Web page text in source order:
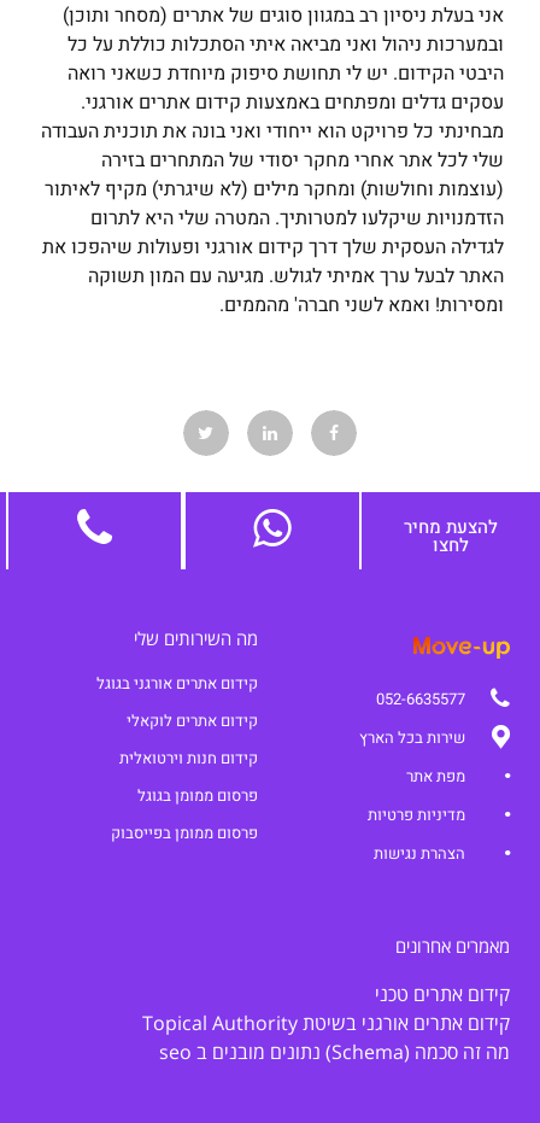
אני בעלת ניסיון רב במגוון סוגים של אתרים (מסחר ותוכן)
ובמערכות ניהול ואני מביאה איתי הסתכלות כוללת על כל
היבטי הקידום. יש לי תחושת סיפוק מיוחדת כשאני רואה
עסקים גדלים ומפתחים באמצעות קידום אתרים אורגני.
מבחינתי כל פרויקט הוא ייחודי ואני בונה את תוכנית העבודה
שלי לכל אתר אחרי מחקר יסודי של המתחרים בזירה
(עוצמות וחולשות) ומחקר מילים (לא שיגרתי) מקיף לאיתור
הזדמנויות שיקלעו למטרותיך. המטרה שלי היא לתרום
לגדילה העסקית שלך דרך קידום אורגני ופעולות שיהפכו את
האתר לבעל ערך אמיתי לגולש. מגיעה עם המון תשוקה
ומסירות! ואמא לשני חברה' מהממים.
להצעת מחיר
לחצו
052-6635577
שירות בכל הארץ
מפת אתר
מדיניות פרטיות
הצהרת נגישות
מה השירותים שלי
קידום אתרים אורגני בגוגל
קידום אתרים לוקאלי
קידום חנות וירטואלית
פרסום ממומן בגוגל
פרסום ממומן בפייסבוק
מאמרים אחרונים
קידום אתרים טכני
קידום אתרים אורגני בשיטת Topical Authority
מה זה סכמה (Schema) נתונים מובנים ב seo